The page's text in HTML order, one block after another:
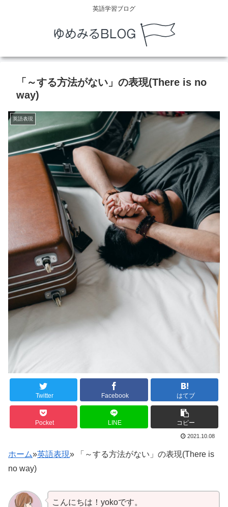
英語学習ブログ
「～する方法がない」の表現(There is no
way)
英語表現
Twitter Facebook はてブ
Pocket LINE コピー
2021.10.08
ホーム»英語表現» 「～する方法がない」の表現(There is
no way)
こんにちは！yokoです。